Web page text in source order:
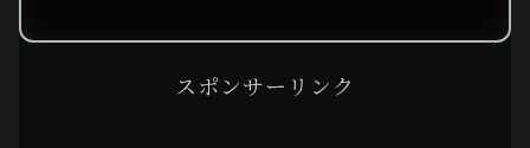
スポンサーリンク